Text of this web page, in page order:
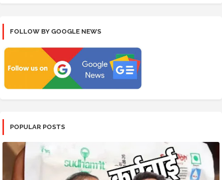
FOLLOW BY GOOGLE NEWS
POPULAR POSTS